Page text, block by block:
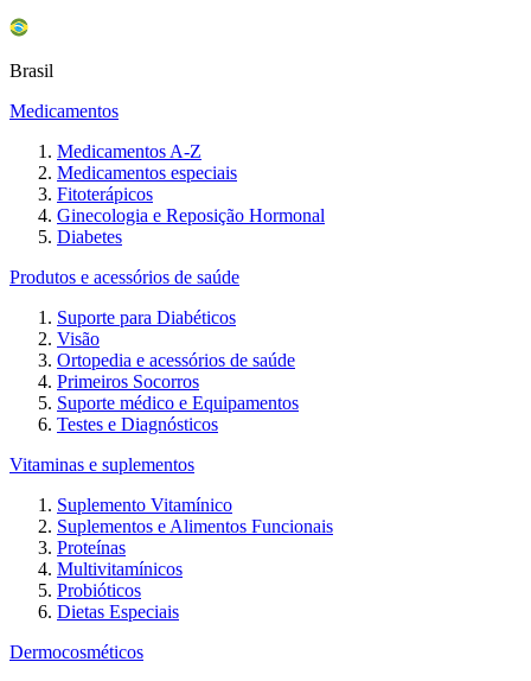
Brasil
Medicamentos
Medicamentos A-Z
Medicamentos especiais
Fitoterápicos
Ginecologia e Reposição Hormonal
Diabetes
Produtos e acessórios de saúde
Suporte para Diabéticos
Visão
Ortopedia e acessórios de saúde
Primeiros Socorros
Suporte médico e Equipamentos
Testes e Diagnósticos
Vitaminas e suplementos
Suplemento Vitamínico
Suplementos e Alimentos Funcionais
Proteínas
Multivitamínicos
Probióticos
Dietas Especiais
Dermocosméticos